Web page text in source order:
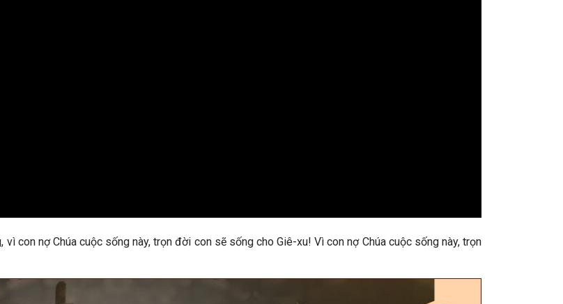
con nợ Chúa cuộc sống này, trọn đời con sẽ sống cho Giê-xu! Vì con nợ Chúa cuộc sống này, trọn